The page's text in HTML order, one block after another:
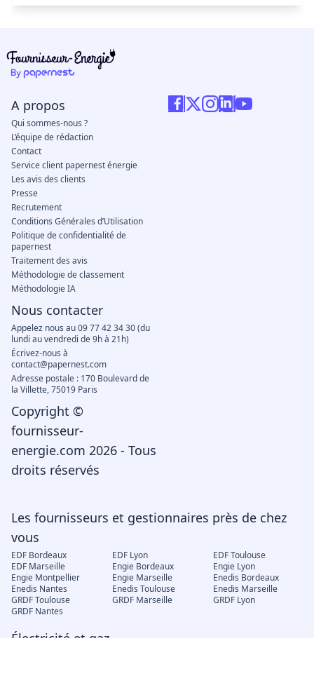
des hydrocarbures reste néanmoins loin de ses
Les fournisseurs et gestionnaires près de chez
vous
EDF Bordeaux EDF Lyon
EDF Toulouse
EDF Marseille
Engie Bordeaux
Engie Lyon
Engie Montpellier
Engie Marseille
Enedis Bordeaux
Enedis Nantes
Enedis Toulouse
Enedis Marseille
GRDF Toulouse
GRDF Marseille
GRDF Lyon
GRDF Nantes
Électricité et gaz
A propos
Qui sommes-nous ?
L’équipe de rédaction
Contact
Service client papernest énergie
Les avis des clients
Presse
Recrutement
Conditions Générales d’Utilisation
Politique de confidentialité de
papernest
Traitement des avis
Méthodologie de classement
Méthodologie IA
Nous contacter
Appelez nous au 09 77 42 34 30 (du
lundi au vendredi de 9h à 21h)
Écrivez-nous à
contact@papernest.com
Adresse postale : 170 Boulevard de
la Villette, 75019 Paris
Copyright ©
fournisseur-
energie.com 2026 - Tous
droits réservés